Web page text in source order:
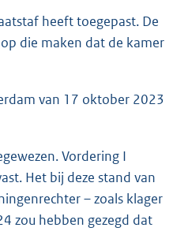
heeft toegepast. De
die maken dat de kamer
van 17 oktober 2023
Vordering I
Het bij deze stand van
– zoals klager
zou hebben gezegd dat